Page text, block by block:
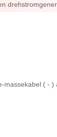
( - )